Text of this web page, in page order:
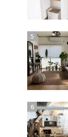
5
6